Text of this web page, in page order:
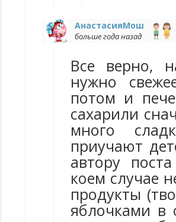
АнастасияМош
больше года назад
Все верно,
нужно
потом и
сахарили
много
приучают
автору
коем случае
продукты
яблочками в